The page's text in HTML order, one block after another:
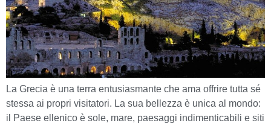
La Grecia è una terra entusiasmante che ama offrire tutta sé
stessa ai propri visitatori. La sua bellezza è unica al mondo:
il Paese ellenico è sole, mare, paesaggi indimenticabili e siti